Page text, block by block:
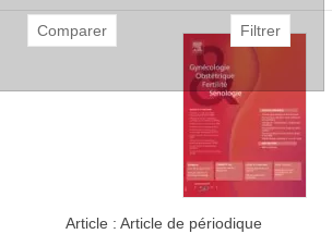
Article : Article de périodique